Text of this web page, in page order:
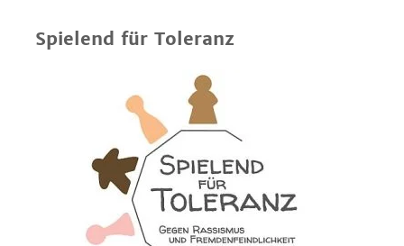
Spielend für Toleranz